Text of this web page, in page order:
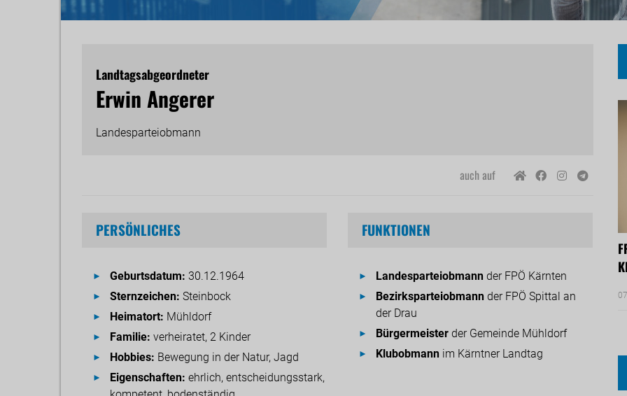
Landtagsabgeordneter
Erwin Angerer
Landesparteiobmann
auch auf
PERSÖNLICHES
Geburtsdatum: 30.12.1964
Sternzeichen: Steinbock
Heimatort: Mühldorf
Familie: verheiratet, 2 Kinder
Hobbies: Bewegung in der Natur, Jagd
Eigenschaften: ehrlich, entscheidungsstark,
FUNKTIONEN
Landesparteiobmann der FPÖ Kärnten
Bezirksparteiobmann der FPÖ Spittal an
der Drau
Bürgermeister der Gemeinde Mühldorf
Klubobmann im Kärntner Landtag